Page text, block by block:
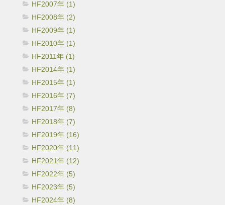
HF2007年 (1)
HF2008年 (2)
HF2009年 (1)
HF2010年 (1)
HF2011年 (1)
HF2014年 (1)
HF2015年 (1)
HF2016年 (7)
HF2017年 (8)
HF2018年 (7)
HF2019年 (16)
HF2020年 (11)
HF2021年 (12)
HF2022年 (5)
HF2023年 (5)
HF2024年 (8)